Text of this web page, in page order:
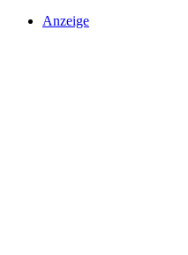
Anzeige